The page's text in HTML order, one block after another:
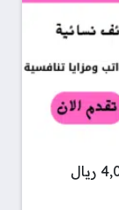
وظائف تبوك نسائية براتب يبدأ من 4,000 ريال